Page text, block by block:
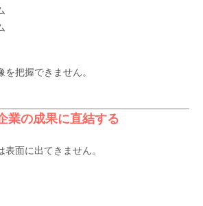
把握できません。
業の成果に直結する
面に出てきません。